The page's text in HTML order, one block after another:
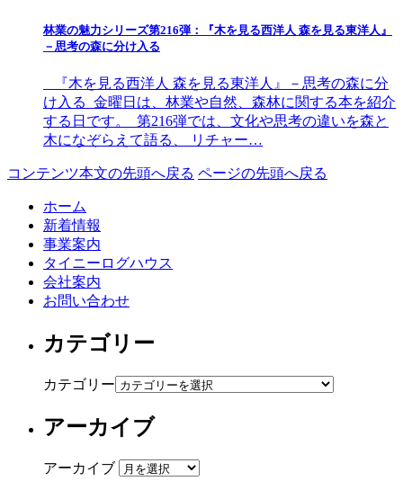
林業の魅力シリーズ第216弾：『木を見る西洋人 森を見る東洋人』
－思考の森に分け入る
『木を見る西洋人 森を見る東洋人』－思考の森に分
け入る 金曜日は、林業や自然、森林に関する本を紹介
する日です。 第216弾では、文化や思考の違いを森と
木になぞらえて語る、 リチャー…
コンテンツ本文の先頭へ戻る ページの先頭へ戻る
ホーム
新着情報
事業案内
タイニーログハウス
会社案内
お問い合わせ
カテゴリー
カテゴリー
アーカイブ
アーカイブ